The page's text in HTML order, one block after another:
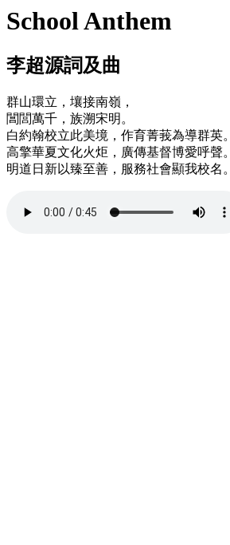
School Anthem
李超源詞及曲
群山環立，壤接南嶺，
閶閭萬千，族溯宋明。
白約翰校立此美境，作育菁莪為導群英。
高擎華夏文化火炬，廣傳基督博愛呼聲。
明道日新以臻至善，服務社會顯我校名。